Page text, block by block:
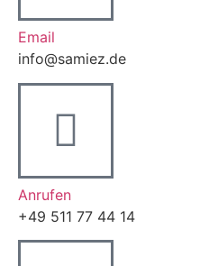
Email
info@samiez.de
Anrufen
+49 511 77 44 14